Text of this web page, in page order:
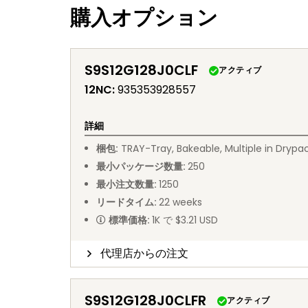
購入オプション
S9S12G128J0CLF アクティブ
12NC:935353928557
詳細
梱包: TRAY-Tray, Bakeable, Multiple in
最小パッケージ数量: 250
最小注文数量: 1250
リードタイム: 22 weeks
標準価格: 1K で $3.21 USD
代理店からの注文
S9S12G128J0CLFR アクティブ